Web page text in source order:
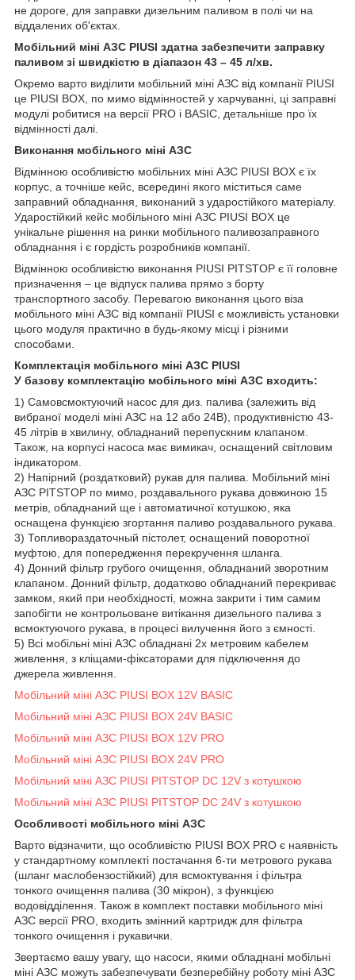
не дороге, для заправки дизельним паливом в полі чи на
віддалених об'єктах.
Мобільний міні АЗС PIUSI здатна забезпечити заправку
паливом зі швидкістю в діапазон 43 – 45 л/хв.
Окремо варто виділити мобільний міні АЗС від компанії PIUSI
це PIUSI BOX, по мимо відмінностей у харчуванні, ці заправні
модулі робитися на версії PRO і BASIC, детальніше про їх
відмінності далі.
Виконання мобільного міні АЗС
Відмінною особливістю мобільних міні АЗС PIUSI BOX є їх
корпус, а точніше кейс, всередині якого міститься саме
заправний обладнання, виконаний з ударостійкого матеріалу.
Ударостійкий кейс мобільного міні АЗС PIUSI BOX це
унікальне рішення на ринки мобільного паливозаправного
обладнання і є гордість розробників компанії.
Відмінною особливістю виконання PIUSI PITSTOP є її головне
призначення – це відпуск палива прямо з борту
транспортного засобу. Перевагою виконання цього віза
мобільного міні АЗС від компанії PIUSI є можливість установки
цього модуля практично в будь-якому місці і різними
способами.
Комплектація мобільного міні АЗС PIUSI
У базову комплектацію мобільного міні АЗС входить:
1) Самовсмоктуючий насос для диз. палива (залежить від
вибраної моделі міні АЗС на 12 або 24В), продуктивністю 43-
45 літрів в хвилину, обладнаний перепускним клапаном.
Також, на корпусі насоса має вимикач, оснащений світловим
індикатором.
2) Напірний (роздатковий) рукав для палива. Мобільний міні
АЗС PITSTOP по мимо, роздавального рукава довжиною 15
метрів, обладнаний ще і автоматичної котушкою, яка
оснащена функцією згортання паливо роздавального рукава.
3) Топливораздаточный пістолет, оснащений поворотної
муфтою, для попередження перекручення шланга.
4) Донний фільтр грубого очищення, обладнаний зворотним
клапаном. Донний фільтр, додатково обладнаний перекриває
замком, який при необхідності, можна закрити і тим самим
запобігти не контрольоване витікання дизельного палива з
всмоктуючого рукава, в процесі вилучення його з ємності.
5) Всі мобільні міні АЗС обладнані 2х метровим кабелем
живлення, з кліщами-фіксаторами для підключення до
джерела живлення.
Мобільний міні АЗС PIUSI BOX 12V BASIC
Мобільний міні АЗС PIUSI BOX 24V BASIC
Мобільний міні АЗС PIUSI BOX 12V PRO
Мобільний міні АЗС PIUSI BOX 24V PRO
Мобільний міні АЗС PIUSI PITSTOP DC 12V з котушкою
Мобільний міні АЗС PIUSI PITSTOP DC 24V з котушкою
Особливості мобільного міні АЗС
Варто відзначити, що особливістю PIUSI BOX PRO є наявність
у стандартному комплекті постачання 6-ти метрового рукава
(шланг маслобензостійкий) для всмоктування і фільтра
тонкого очищення палива (30 мікрон), з функцією
водовідділення. Також в комплект поставки мобільного міні
АЗС версії PRO, входить змінний картридж для фільтра
тонкого очищення і рукавички.
Звертаємо вашу увагу, що насоси, якими обладнані мобільні
міні АЗС можуть забезпечувати безперебійну роботу міні АЗС